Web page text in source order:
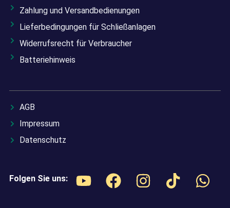
Zahlung und Versandbedienungen
Lieferbedingungen für Schließanlagen
Widerrufsrecht für Verbraucher
Batteriehinweis
Folgen Sie uns:
AGB
Impressum
Datenschutz